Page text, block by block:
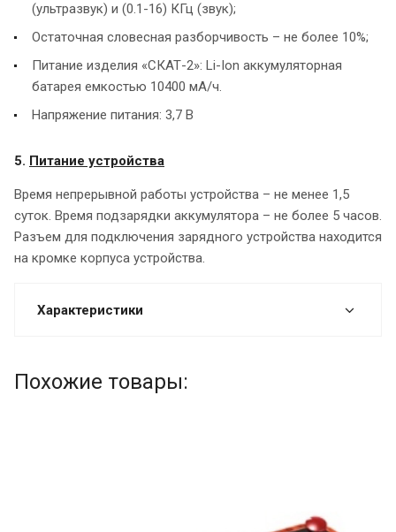
(ультразвук) и (0.1-16) КГц (звук);
Остаточная словесная разборчивость – не более 10%;
Питание изделия «СКАТ-2»: Li-Ion аккумуляторная
батарея емкостью 10400 мА/ч.
Напряжение питания: 3,7 В
5. Питание устройства
Время непрерывной работы устройства – не менее 1,5
суток. Время подзарядки аккумулятора – не более 5 часов.
Разъем для подключения зарядного устройства находится
на кромке корпуса устройства.
Характеристики
Похожие товары: